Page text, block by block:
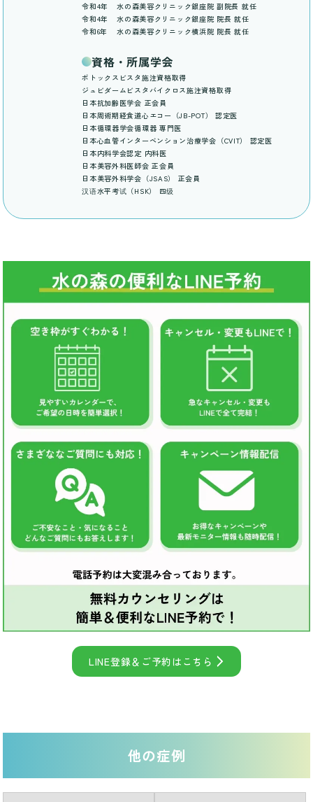
令和4年
水の森美容クリニック銀座院 副院長 就任
令和4年
水の森美容クリニック銀座院 院長 就任
令和6年
水の森美容クリニック横浜院 院長 就任
資格・所属学会
ボトックスビスタ施注資格取得
ジュビダームビスタバイクロス施注資格取得
日本抗加齢医学会 正会員
日本周術期経食道心エコー（JB-POT） 認定医
日本循環器学会循環器 専門医
日本心血管インターベンション治療学会（CVIT） 認定医
日本内科学会認定 内科医
日本美容外科医師会 正会員
日本美容外科学会（JSAS） 正会員
汉语水平考试（HSK） 四级
LINE登録＆ご予約はこちら
他の症例